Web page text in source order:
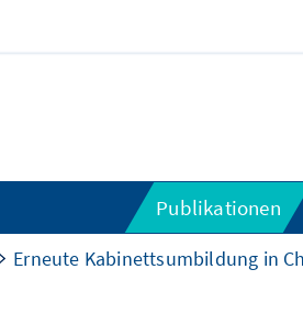
Publikationen
Erneute Kabinettsumbildung in